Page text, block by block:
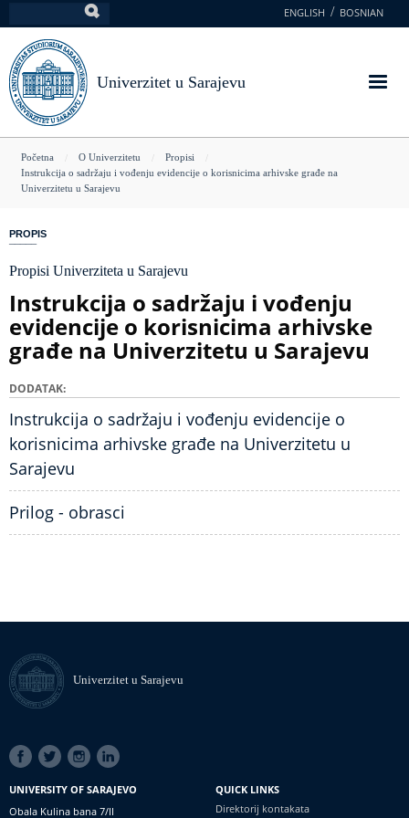
na
glavni
sadržaj
ENGLISH BOSNIAN
Univerzitet u Sarajevu
You
are
Početna O Univerzitetu
Propisi
Instrukcija o sadržaju i vođenju evidencije o korisnicima arhivske građe na
Univerzitetu u Sarajevu
PROPIS
Propisi Univerziteta u Sarajevu
Instrukcija o sadržaju i vođenju
evidencije o korisnicima arhivske
građe na Univerzitetu u Sarajevu
DODATAK
Instrukcija o sadržaju i vođenju evidencije o
korisnicima arhivske građe na Univerzitetu u
Sarajevu
Prilog - obrasci
Univerzitet u Sarajevu
SOCIAL
LINKS
UNIVERSITY OF SARAJEVO
Obala Kulina bana 7/II
QUICK LINKS
Direktorij kontakata